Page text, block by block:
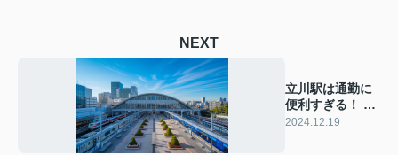
NEXT
立川駅は通勤に
便利すぎる！ そ
の魅力と利便性
2024.12.19